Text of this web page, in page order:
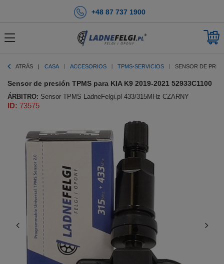
+48 87 737 1900
ATRÁS CASA ACCESORIOS TPMS-SERVICIOS SENSOR DE
Sensor de presión TPMS para KIA K9 2019-2021 52933C1100
ÁRBITRO: Sensor TPMS LadneFelgi.pl 433/315MHz CZARNY
ID: 73575